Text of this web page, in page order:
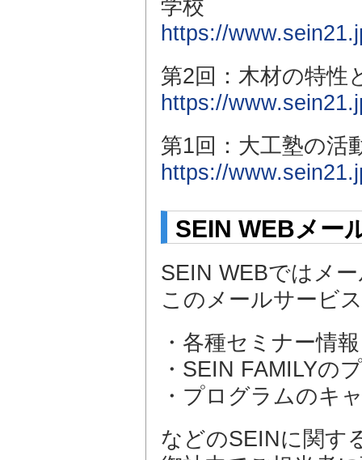
学校
https://
第2回：木材の特性
https://
第1回：大工塾の活
https://
SEIN WEBメー
SEIN WEBではメ
このメールサービ
・各種セミナー情報
・SEIN FAMILYの
・プログラムのキ
などのSEINに関す